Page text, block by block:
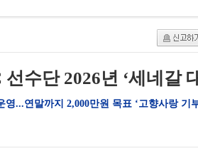
수단 2026년 ‘세네갈
...연말까지 2,000만원 목표 ‘고향사랑 기